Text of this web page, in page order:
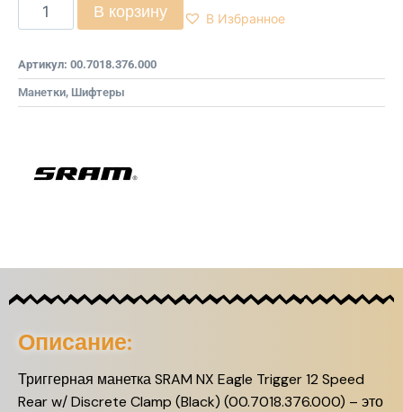
В корзину В Избранное
Артикул: 00.7018.376.000
Манетки, Шифтеры
Описание:
Триггерная манетка SRAM NX Eagle Trigger 12 Speed
Rear w/ Discrete Clamp (Black) (00.7018.376.000) – это